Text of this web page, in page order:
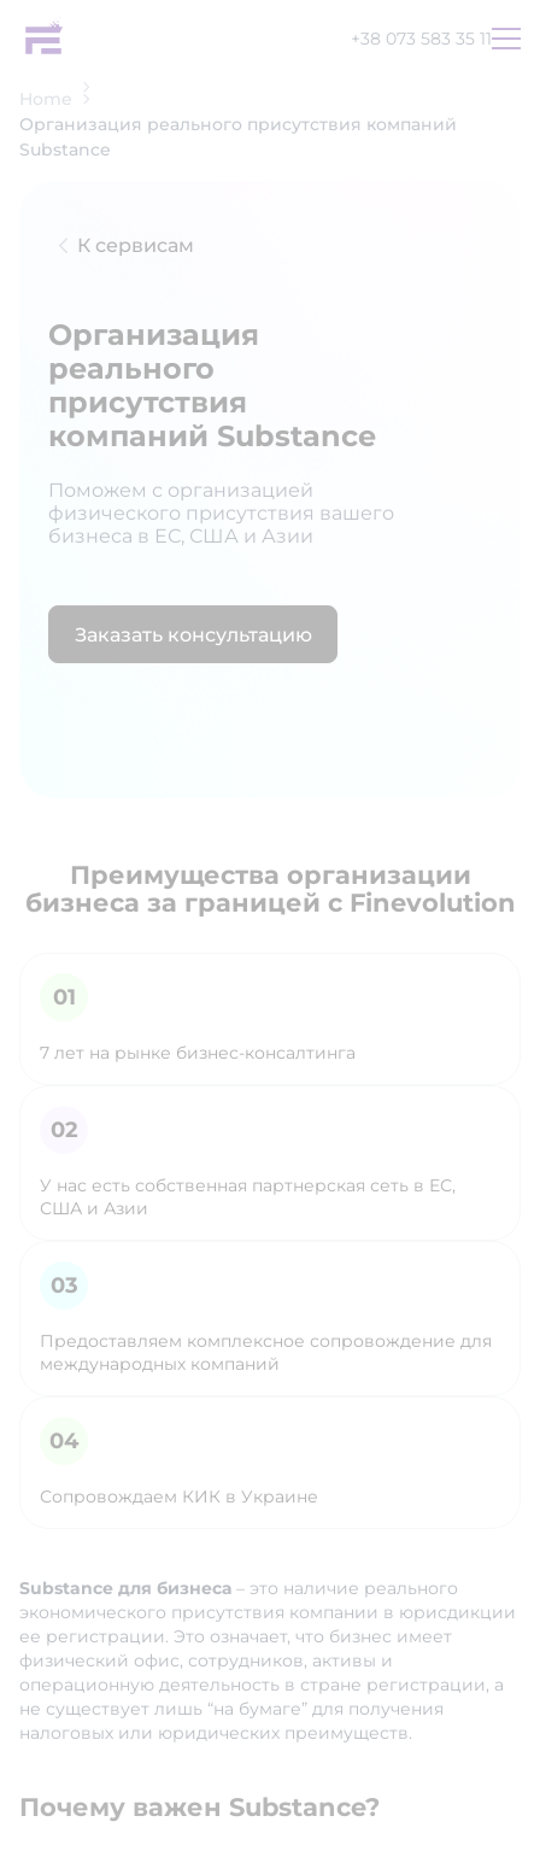
+38 073 583 35 11
UAENRU
Home
Организация реального присутствия компаний
Substance
К сервисам
Организация
реального
присутствия
компаний Substance
Поможем с организацией
физического присутствия вашего
бизнеса в ЕС, США и Азии
Заказать консультацию
Преимущества организации
бизнеса за границей с Finevolution
7 лет на рынке бизнес-консалтинга
У нас есть собственная партнерская сеть в ЕС,
США и Азии
Предоставляем комплексное сопровождение для
международных компаний
Сопровождаем КИК в Украине
Substance для бизнеса – это наличие реального
экономического присутствия компании в юрисдикции
ее регистрации. Это означает, что бизнес имеет
физический офис, сотрудников, активы и
операционную деятельность в стране регистрации, а
не существует лишь “на бумаге” для получения
налоговых или юридических преимуществ.
Почему важен Substance?